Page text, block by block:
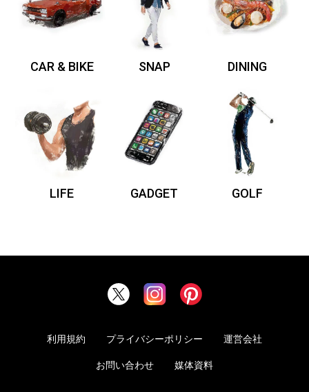
CAR & BIKE SNAP DINING
LIFE GADGET GOLF
利用規約 プライバシーポリシー 運営会社
お問い合わせ 媒体資料